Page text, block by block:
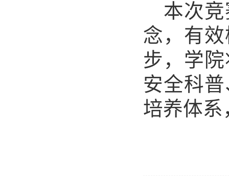
本次
念，有
步，学
安全科
培养体